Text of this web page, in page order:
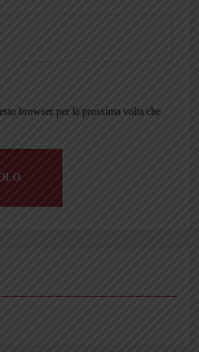
browser per la prossima volta che